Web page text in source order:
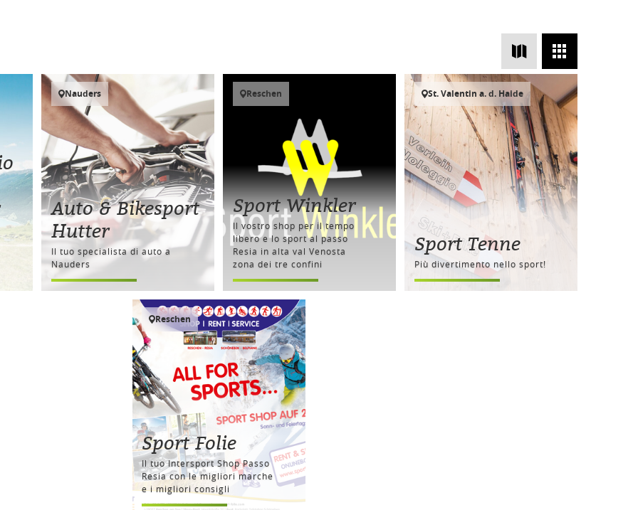
Nauders
Auto & Bikesport
Hutter
Il tuo specialista di auto a
Nauders
Reschen
Sport Winkler
Il vostro shop per il tempo
libero e lo sport al passo
Resia in alta val Venosta
zona dei tre confini
St. Valentin a. d. Haide
Sport Tenne
Più divertimento nello sport!
Reschen
Sport Folie
Il tuo Intersport Shop Passo
Resia con le migliori marche
e i migliori consigli